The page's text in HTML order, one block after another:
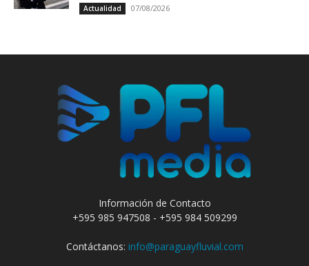
Actualidad 07/08/2026
Información de Contacto
+595 985 947508 - +595 984 509299
Contáctanos: info@paraguayfluvial.com